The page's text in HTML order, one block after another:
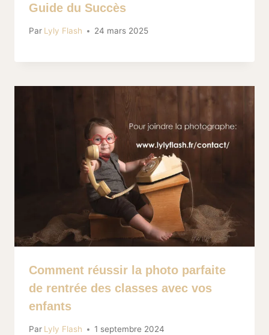
Guide du Succès
Par Lyly Flash 24 mars 2025
Comment réussir la photo parfaite
de rentrée des classes avec vos
enfants
Par Lyly Flash 1 septembre 2024